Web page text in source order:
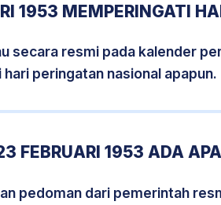
1953 MEMPERINGATI
secara resmi pada kalender
peringatan nasional apapun.
FEBRUARI 1953 ADA
pedoman dari pemerintah